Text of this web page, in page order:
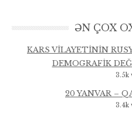
ƏN ÇOX
KARS VİLAYETİNİN
DEMOGRAFİK
3.5k
20 YANVAR –
3.4k